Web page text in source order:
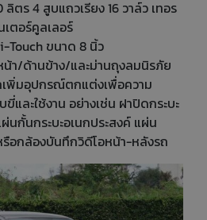
ตร 4 สูบแถวเรียง 16 วาล์ว เทอร
ตอร์คูลเลอร์
ขนาด 8 นิ้ว
า/ด้านข้าง/และม่านถุงลมนิรภัย
พิ่มอุปกรณ์ตกแต่งเพื่อความ
และใช้งาน อย่างเช่น ฝาปิดกระบะ
กั้นกระบะอเนกประสงค์ แผ่น
รือกล้องบันทึกวิดีโอหน้า-หลังรถ